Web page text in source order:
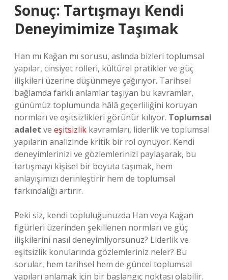
Sonuç: Tartışmayı Kendi
Deneyimimize Taşımak
Han mı Kağan mı sorusu, aslında bizleri toplumsal
yapılar, cinsiyet rolleri, kültürel pratikler ve güç
ilişkileri üzerine düşünmeye çağırıyor. Tarihsel
bağlamda farklı anlamlar taşıyan bu kavramlar,
günümüz toplumunda hâlâ geçerliliğini koruyan
normları ve eşitsizlikleri görünür kılıyor. Toplumsal
adalet ve eşitsizlik kavramları, liderlik ve toplumsal
yapıların analizinde kritik bir rol oynuyor. Kendi
deneyimlerinizi ve gözlemlerinizi paylaşarak, bu
tartışmayı kişisel bir boyuta taşımak, hem
anlayışımızı derinleştirir hem de toplumsal
farkındalığı artırır.
Peki siz, kendi topluluğunuzda Han veya Kağan
figürleri üzerinden şekillenen normları ve güç
ilişkilerini nasıl deneyimliyorsunuz? Liderlik ve
eşitsizlik konularında gözlemleriniz neler? Bu
sorular, hem tarihsel hem de güncel toplumsal
yapıları anlamak için bir başlangıç noktası olabilir.